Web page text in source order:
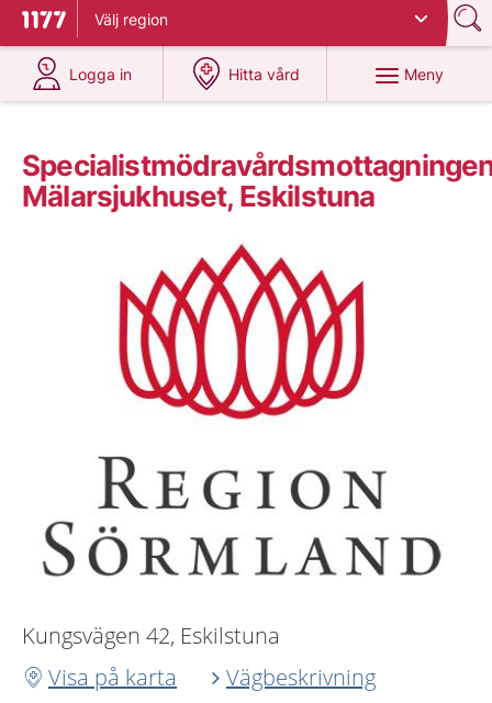
Till startsidan för 1177
Välj region
Logga in
på 1177.se
Hitta vård
på 1177.se
Meny
Mälarsjukhuset, Eskilstuna
Kungsvägen 42, Eskilstuna
Visa på karta
Vägbeskrivning